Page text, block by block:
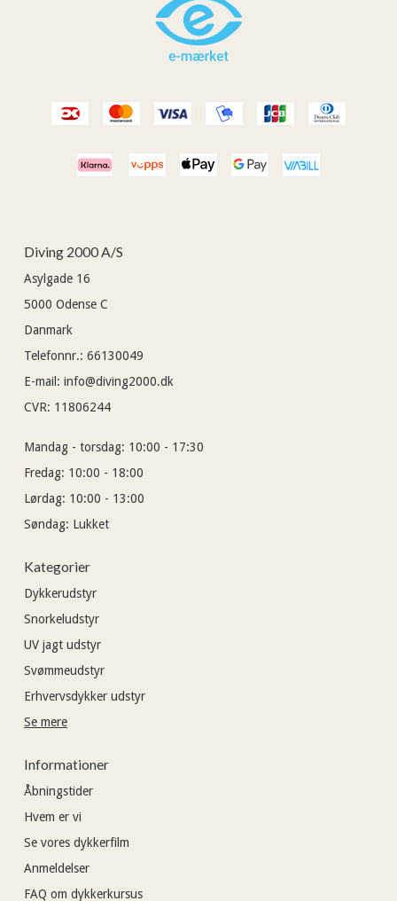
Diving 2000 A/S
Asylgade 16
5000 Odense C
Danmark
Telefonnr.: 66130049
E-mail : info@diving2000.dk
CVR: 11806244
Mandag - torsdag: 10:00 - 17:30
Fredag: 10:00 - 18:00
Lørdag: 10:00 - 13:00
Søndag: Lukket
Kategorier
Dykkerudstyr
Snorkeludstyr
UV jagt udstyr
Svømmeudstyr
Erhvervsdykker udstyr
Se mere
Informationer
Åbningstider
Hvem er vi
Se vores dykkerfilm
Anmeldelser
FAQ om dykkerkursus